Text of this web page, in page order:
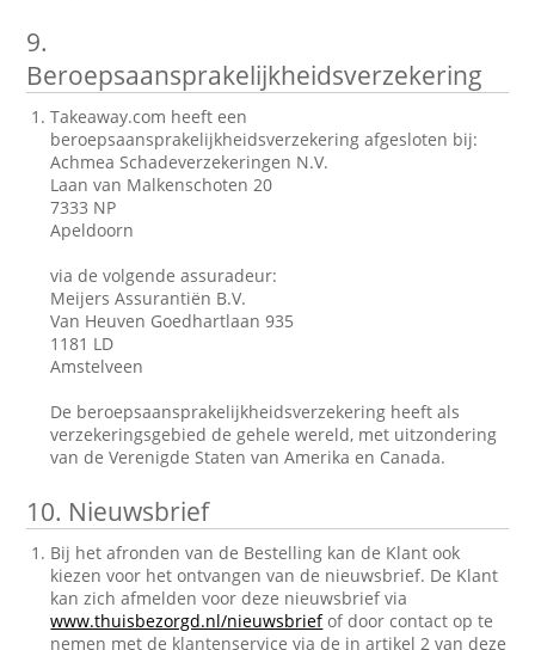
9.
Beroepsaansprakelijkheidsverzekering
Takeaway.com heeft een
beroepsaansprakelijkheidsverzekering afgesloten bij:
Achmea Schadeverzekeringen N.V.
Laan van Malkenschoten 20
7333 NP
Apeldoorn
via de volgende assuradeur:
Meijers Assurantiën B.V.
Van Heuven Goedhartlaan 935
1181 LD
Amstelveen
De beroepsaansprakelijkheidsverzekering heeft als
verzekeringsgebied de gehele wereld, met uitzondering
van de Verenigde Staten van Amerika en Canada.
10. Nieuwsbrief
Bij het afronden van de Bestelling kan de Klant ook
kiezen voor het ontvangen van de nieuwsbrief. De Klant
kan zich afmelden voor deze nieuwsbrief via
www.thuisbezorgd.nl/nieuwsbriefof door contact op te
nemen met de klantenservice via de in artikel 2 van deze